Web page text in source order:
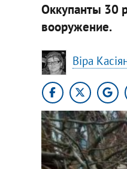
Оккупанты 30
вооружение.
Віра